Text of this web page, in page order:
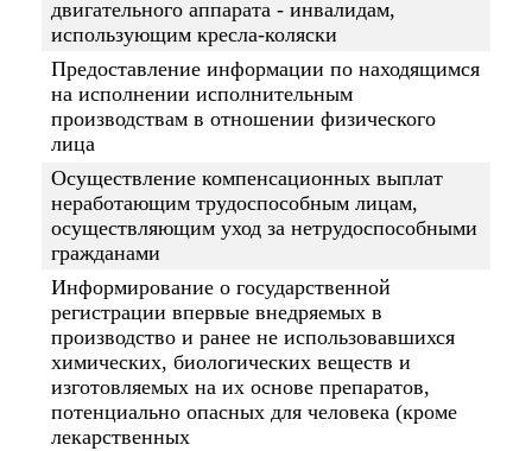
двигательного аппарата - инвалидам,
использующим кресла-коляски
Предоставление информации по находящимся
на исполнении исполнительным
производствам в отношении физического
лица
Осуществление компенсационных выплат
неработающим трудоспособным лицам,
осуществляющим уход за нетрудоспособными
гражданами
Информирование о государственной
регистрации впервые внедряемых в
производство и ранее не использовавшихся
химических, биологических веществ и
изготовляемых на их основе препаратов,
потенциально опасных для человека (кроме
лекарственных